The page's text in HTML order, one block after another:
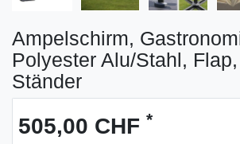
Ampelschirm,
Polyester Alu/Stahl,
Ständer
505,00 CHF *